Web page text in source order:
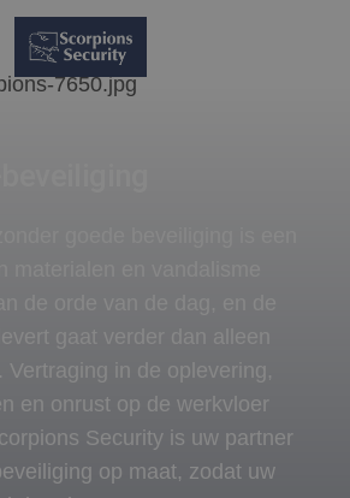
Vertraging in de oplevering,
en onrust op de werkvloer
Security is uw partner
op maat, zodat uw